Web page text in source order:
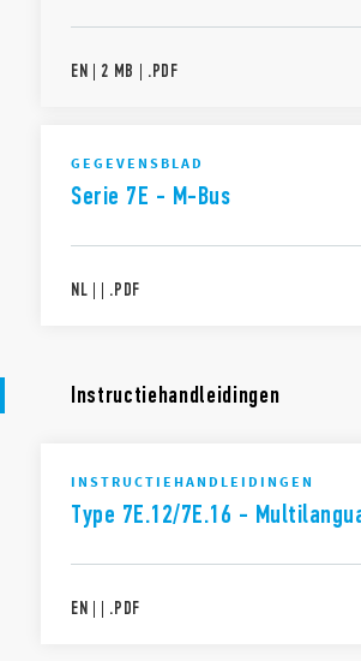
EN | 2 MB | .PDF
GEGEVENSBLAD
Serie 7E - M-Bus
NL | | .PDF
Instructiehandleidingen
INSTRUCTIEHANDLEIDINGEN
Type 7E.12/7E.16 -
EN | | .PDF